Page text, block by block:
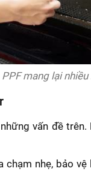
PPF mang lại
vấn đề
chạm nhẹ, bảo